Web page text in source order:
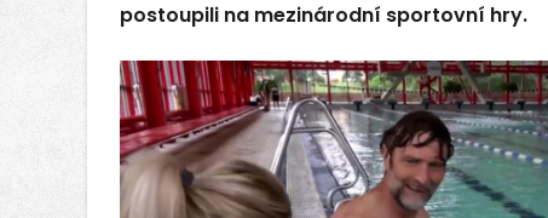
postoupili na mezinárodní sportovní hry.